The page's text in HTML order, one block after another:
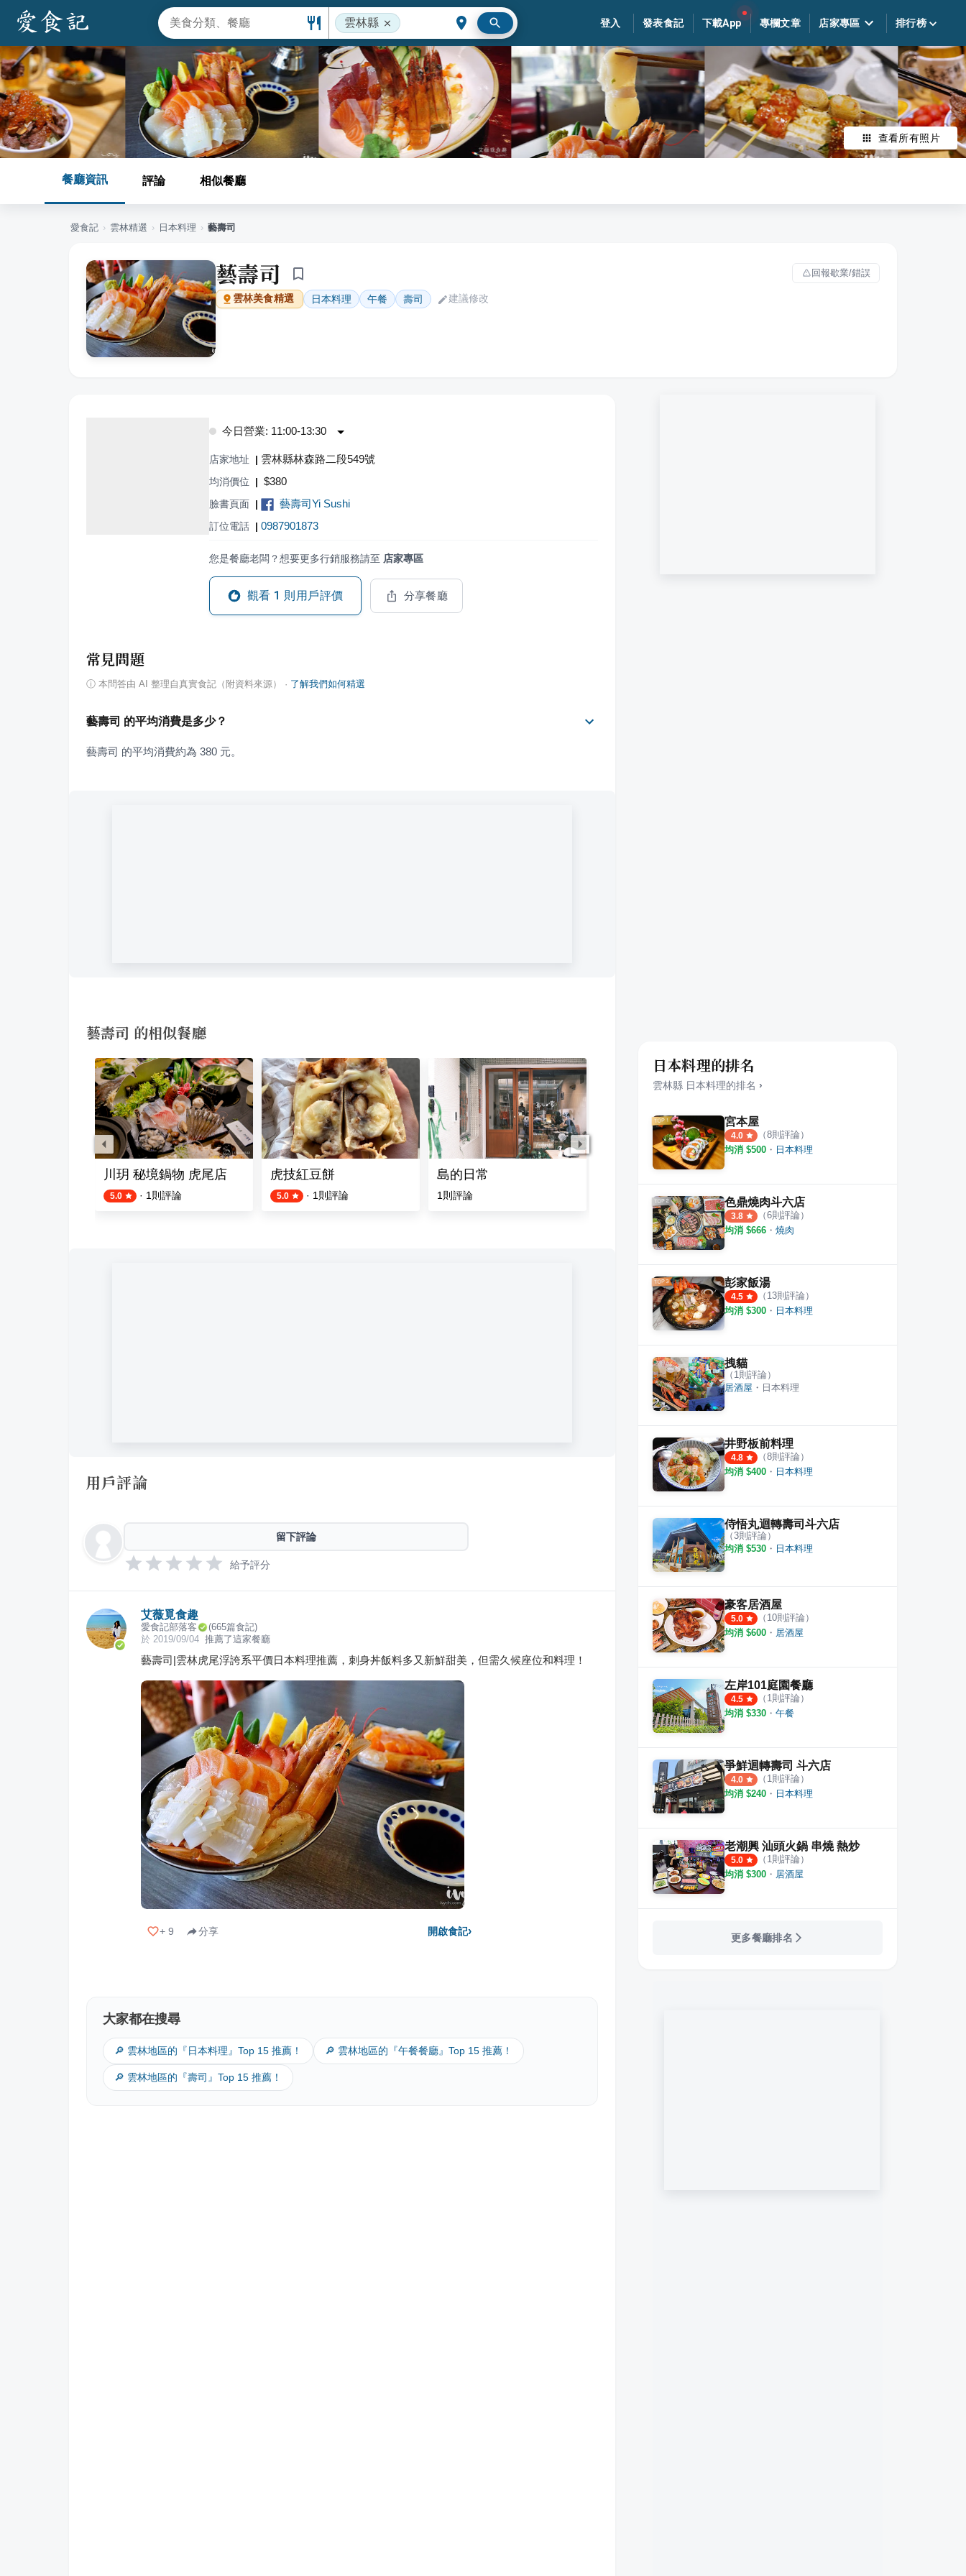
雲林縣 登入 發表食記 下載App 專欄文章 店家專區 排行榜
查看所有照片
餐廳資訊 評論 相似餐廳
愛食記 › 雲林精選 › 日本料理 › 藝壽司
藝壽司 回報歇業/錯誤
雲林美食精選 日本料理 午餐 壽司 建議修改
今日營業: 11:00-13:30
店家地址 | 雲林縣林森路二段549號
均消價位 | $380
臉書頁面 | 藝壽司Yi Sushi
訂位電話 | 0987901873
您是餐廳老闆？想要更多行銷服務請至 店家專區
觀看 1 則用戶評價 分享餐廳
常見問題
ⓘ 本問答由 AI 整理自真實食記（附資料來源） · 了解我們如何精選
藝壽司 的平均消費是多少？
藝壽司 的平均消費約為 380 元。
藝壽司 的相似餐廳
川玥 秘境鍋物 虎尾店
5.0 · 1 則評論
虎技紅豆餅
5.0 · 1 則評論
島的日常
1 則評論
虎尾地瓜球
則評論 4.6 ·
用戶評論
留下評論
給予評分
艾薇覓食趣
愛食記部落客 (665篇食記)
於 2019/09/04 推薦了這家餐廳
藝壽司|雲林虎尾浮誇系平價日本料理推薦，刺身丼飯料多又新鮮甜美，但需久候座位和料理！
+ 9 分享 開啟食記›
大家都在搜尋
🔎 雲林地區的『日本料理』Top 15 推薦！ 🔎 雲林地區的『午餐餐廳』Top 15 推薦！
🔎 雲林地區的『壽司』Top 15 推薦！
日本料理的排名
雲林縣 日本料理的排名 ›
宮本屋
4.0 （8則評論）
均消 $500 ・ 日本料理
色鼎燒肉斗六店
3.8 （6則評論）
均消 $666 ・ 燒肉
彭家飯湯
4.5 （ 13則評論）
均消 $300 ・ 日本料理
拽貓
（ 1 則評論）
居酒屋 ・ 日本料理
井野板前料理
4.8 （8則評論）
均消 $400 ・ 日本料理
侍悟丸迴轉壽司斗六店
（3則評論）
均消 $530 ・ 日本料理
豪客居酒屋
5.0 （ 10則評論）
均消 $600 ・ 居酒屋
左岸101庭園餐廳
4.5 （ 1則評論）
均消 $330 ・ 午餐
爭鮮迴轉壽司 斗六店
4.0 （ 1則評論）
均消 $240 ・ 日本料理
老潮興 汕頭火鍋 串燒 熱炒
5.0 （ 1則評論）
均消 $300 ・ 居酒屋
更多餐廳排名